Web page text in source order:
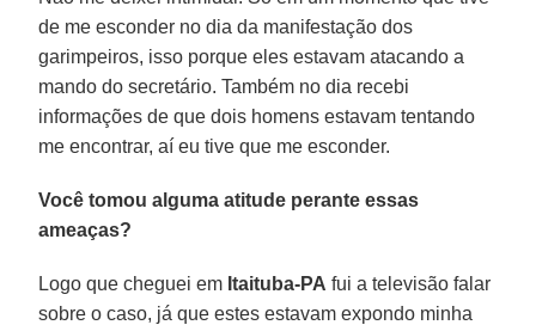
de me esconder no dia da manifestação dos
garimpeiros, isso porque eles estavam atacando a
mando do secretário. Também no dia recebi
informações de que dois homens estavam tentando
me encontrar, aí eu tive que me esconder.
Você tomou alguma atitude perante essas
ameaças?
Logo que cheguei em Itaituba-PA fui a televisão falar
sobre o caso, já que estes estavam expondo minha